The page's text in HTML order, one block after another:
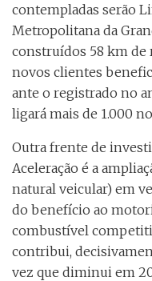
contempladas serão
Metropolitana da
construídos 58 km de
novos clientes
ante o registrado no
ligará mais de 1.000
Outra frente de
Aceleração é a
natural veicular) em
do benefício ao
combustível
contribui,
vez que diminui em